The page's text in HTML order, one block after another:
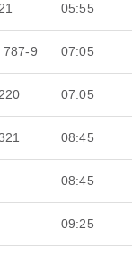
05:55
787-9 07:05
07:05
08:45
08:45
09:25